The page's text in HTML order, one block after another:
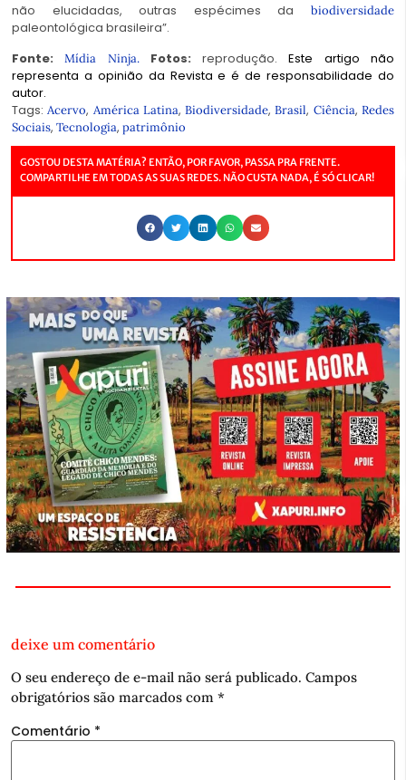
não elucidadas, outras espécimes da biodiversidade
paleontológica brasileira”.
Fonte:
Mídia Ninja. Fotos: reprodução.Este artigo não
representa a opinião da Revista e é de responsabilidade do
autor.
Tags:Acervo, América Latina,Biodiversidade,Brasil, Ciência,Redes
Sociais, Tecnologia, patrimônio
GOSTOU DESTA MATÉRIA? ENTÃO, POR FAVOR, PASSA PRA FRENTE.
COMPARTILHE EM TODAS AS SUAS REDES. NÃO CUSTA NADA, É SÓ CLICAR!
deixe um comentário
O seu endereço de e-mail não será publicado. Campos
obrigatórios são marcados com *
Comentário *